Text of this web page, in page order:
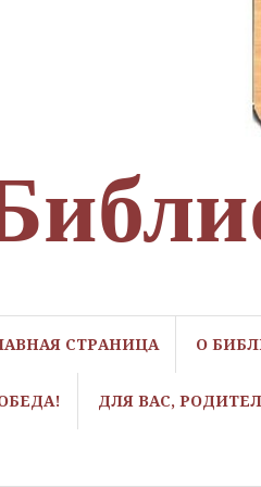
СТРАНИЦА О
ДЛЯ ВАС,